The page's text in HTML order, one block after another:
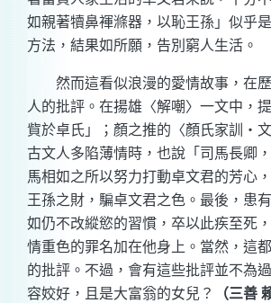
如親著犢鼻褌滌器，以恥王孫」似乎
方法，結果如所願，告別窮人生活。
然而這看似浪漫的愛情故事，在
人的批評。在揚雄〈解嘲〉一文中，
貲於卓氏」；顏之推的〈顏氏家訓‧
古文人多陷薄情時，也說「司馬長卿
馬相如之所以努力打動卓文君的芳心
王孫之財，騙卓文君之色。最後，患
如仍不改縱慾的習慣，卒以此疾至死
情重色的罪名加在他身上。當然，這
的批評。不過，會有這些批評並不為
容姣好，且是大富翁的女兒？
（三善